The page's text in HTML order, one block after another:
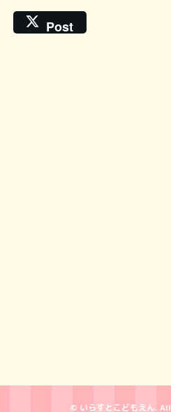
Post
© いらすとこどもえん.